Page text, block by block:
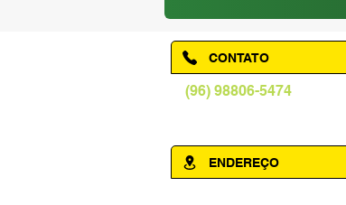
(96) 98806-5474
CONTATO
ENDEREÇO